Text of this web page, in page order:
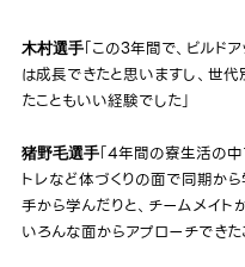
木村選手「この3年間で、ビルド
は成長できたと思いますし、世
たこともいい経験でした」
猪野毛選手「4年間の寮生活の
トレなど体づくりの面で同期か
手から学んだりと、チームメイト
いろんな面からアプローチでき